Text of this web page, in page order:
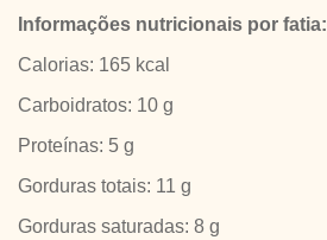
Informações nutricionais por fatia:
Calorias: 165 kcal
Carboidratos: 10 g
Proteínas: 5 g
Gorduras totais: 11 g
Gorduras saturadas: 8 g